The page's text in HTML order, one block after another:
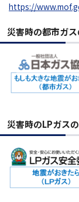
https://
災害時の都市ガス
災害時のLPガス